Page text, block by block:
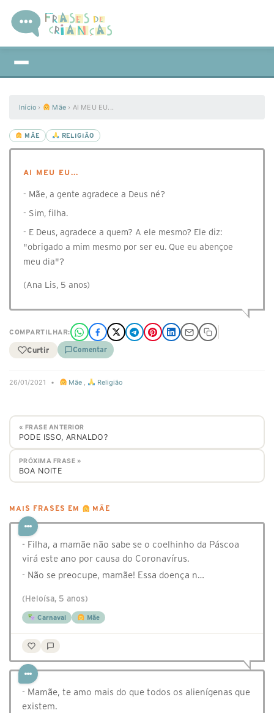
Início › Mãe › AI MEU EU...
MÃE RELIGIÃO
AI MEU EU...
- Mãe, a gente agradece a Deus né?
- Sim, filha.
- E Deus, agradece a quem? A ele mesmo? Ele diz:
"obrigado a mim mesmo por ser eu. Que eu abençoe
meu dia"?
(Ana Lis, 5 anos)
COMPARTILHAR:
Curtir Comentar
26/01/2021 • Mãe , Religião
« FRASE ANTERIOR
PODE ISSO, ARNALDO?
PRÓXIMA FRASE »
BOA NOITE
MAIS FRASES EM MÃE
- Filha, a mamãe não sabe se o coelhinho da Páscoa
virá este ano por causa do Coronavírus.
- Não se preocupe, mamãe! Essa doença n…
(Heloísa, 5 anos)
Carnaval Mãe
- Mamãe, te amo mais do que todos os alienígenas que
existem.